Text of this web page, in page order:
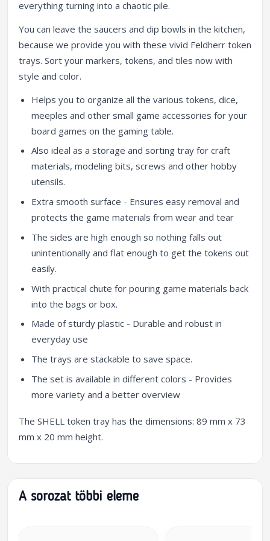
everything turning into a chaotic pile.
You can leave the saucers and dip bowls in the kitchen,
because we provide you with these vivid Feldherr token
trays. Sort your markers, tokens, and tiles now with
style and color.
Helps you to organize all the various tokens, dice,
meeples and other small game accessories for your
board games on the gaming table.
Also ideal as a storage and sorting tray for craft
materials, modeling bits, screws and other hobby
utensils.
Extra smooth surface - Ensures easy removal and
protects the game materials from wear and tear
The sides are high enough so nothing falls out
unintentionally and flat enough to get the tokens out
easily.
With practical chute for pouring game materials back
into the bags or box.
Made of sturdy plastic - Durable and robust in
everyday use
The trays are stackable to save space.
The set is available in different colors - Provides
more variety and a better overview
The SHELL token tray has the dimensions: 89 mm x 73
mm x 20 mm height.
A sorozat többi eleme